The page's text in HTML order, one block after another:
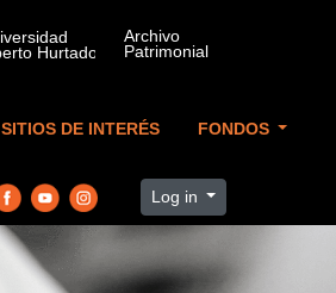
SITIOS DE INTERÉS FONDOS
Log in